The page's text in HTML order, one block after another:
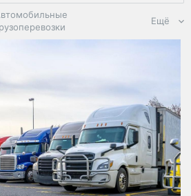
ЭДО, ИТ в
логистике
грузы
и
Ещё